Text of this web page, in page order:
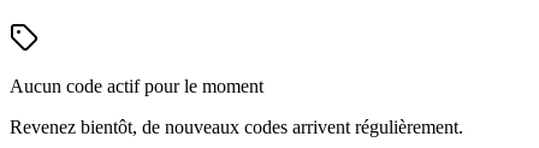
Aucun code actif pour le moment
Revenez bientôt, de nouveaux codes arrivent régulièrement.